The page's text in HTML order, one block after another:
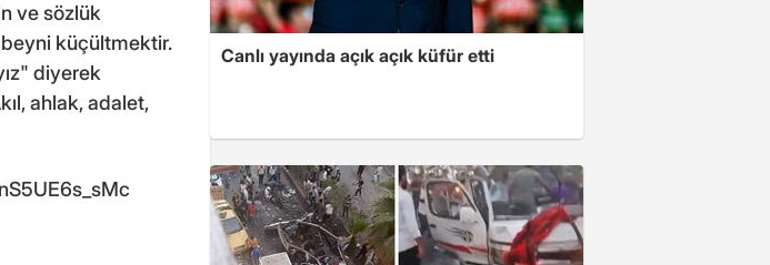
ve sözlük
küçültmektir.
diyerek
ahlak, adalet,
Canlı yayında açık açık küfür etti